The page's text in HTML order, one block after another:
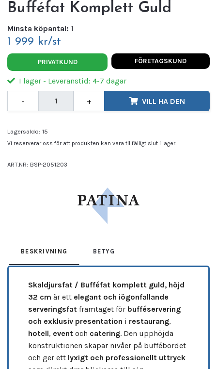
Bufféfat Komplett Guld
Minsta köpantal: 1
1 999 kr/st
PRIVATKUND FÖRETAGSKUND
I lager - Leveranstid: 4-7 dagar
- + VILL HA DEN
Lagersaldo: 15
Vi reserverar oss för att produkten kan vara tillfälligt slut i lager.
ART.NR: BSP-2051203
BESKRIVNING BETYG
Skaldjursfat / Bufféfat komplett guld, höjd
32 cm är ett elegant och iögonfallande
serveringsfat framtaget för bufféservering
och exklusiv presentation i restaurang,
hotell, event och catering. Den upphöjda
konstruktionen skapar nivåer på buffébordet
och ger ett lyxigt och professionellt uttryck